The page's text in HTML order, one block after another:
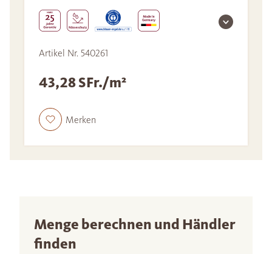
Artikel Nr. 540261
43,28 SFr./m²
Merken
Menge berechnen und Händler
finden